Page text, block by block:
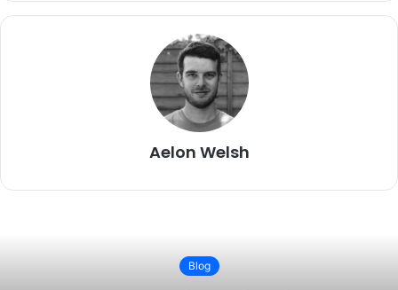
Aelon Welsh
Blog